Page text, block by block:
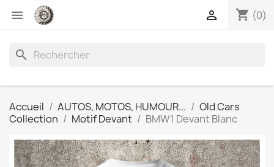
 shopping_cart (0)

search
Accueil AUTOS, MOTOS, HUMOUR...
Old Cars
Collection
Motif Devant BMW1 Devant Blanc